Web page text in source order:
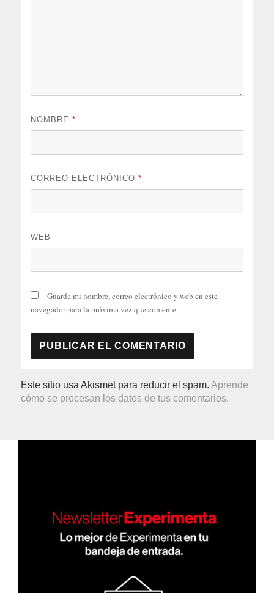
NOMBRE*
CORREO ELECTRÓNICO*
WEB
Guarda mi nombre, correo electrónico y web en este
navegador para la próxima vez que comente.
Este sitio usa Akismet para reducir el spam.Aprende
cómo se procesan los datos de tus comentarios.